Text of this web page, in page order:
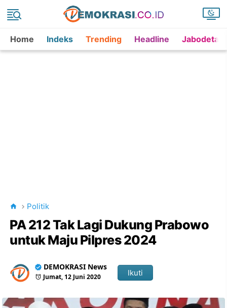
Home Indeks Trending Headline
Politik
PA 212 Tak Lagi Dukung Prabowo
untuk Maju Pilpres 2024
DEMOKRASI News
Jumat, 12 Juni 2020 Ikuti